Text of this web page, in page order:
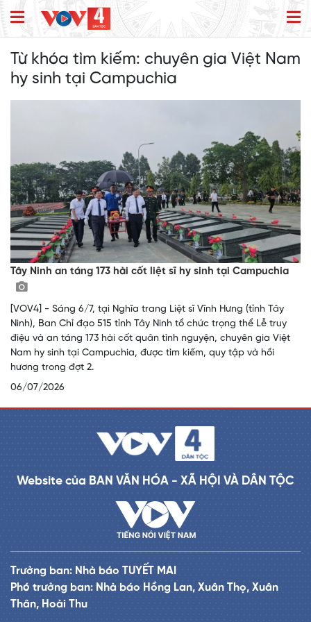
Từ khóa tìm kiếm: chuyên gia Việt Nam
hy sinh tại Campuchia
Tây Ninh an táng 173 hài cốt liệt sĩ hy sinh tại Campuchia
[VOV4] - Sáng 6/7, tại Nghĩa trang Liệt sĩ Vĩnh Hưng (tỉnh Tây
Ninh), Ban Chỉ đạo 515 tỉnh Tây Ninh tổ chức trọng thể Lễ truy
điệu và an táng 173 hài cốt quân tình nguyện, chuyên gia Việt
Nam hy sinh tại Campuchia, được tìm kiếm, quy tập và hồi
hương trong đợt 2.
06/07/2026
Website của BAN VĂN HÓA - XÃ HỘI VÀ DÂN TỘC
Trưởng ban: Nhà báo TUYẾT MAI
Phó trưởng ban: Nhà báo Hồng Lan, Xuân Thọ, Xuân
Thân, Hoài Thu